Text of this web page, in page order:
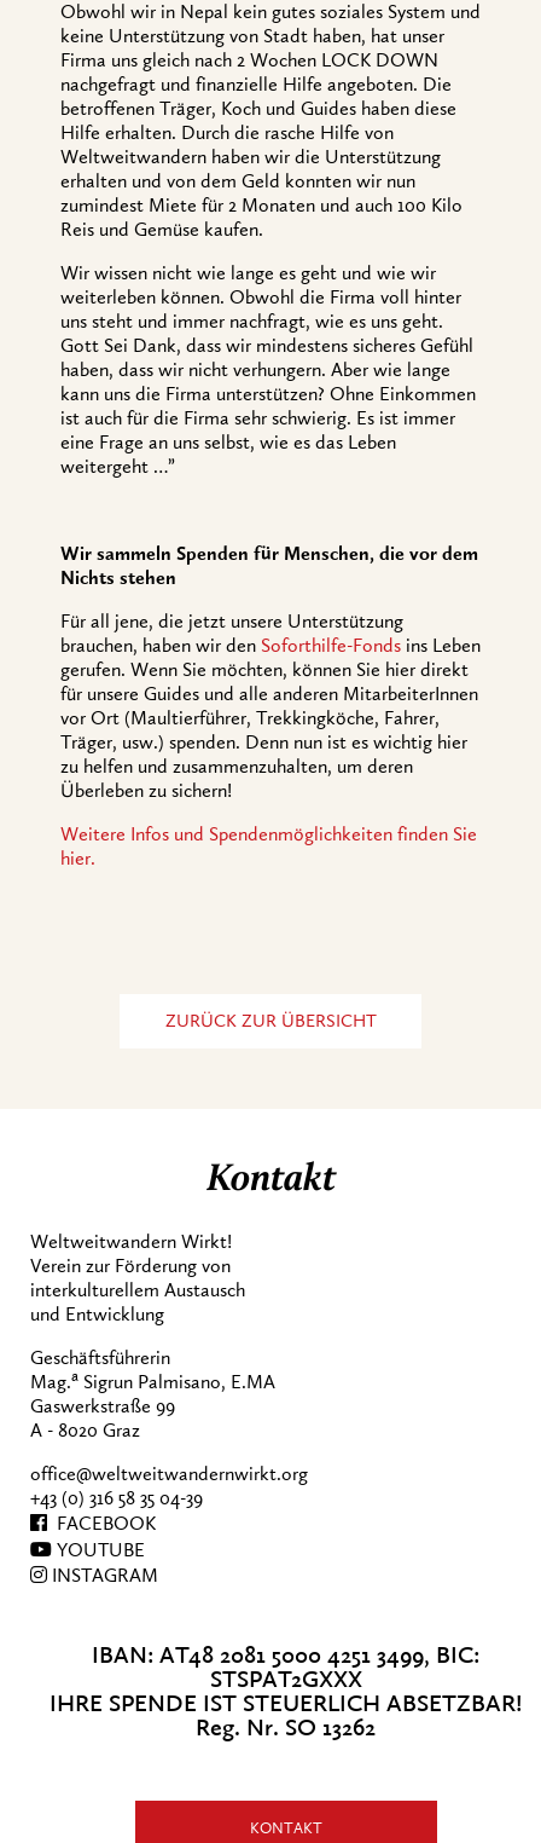
Obwohl wir in Nepal kein gutes soziales System und
keine Unterstützung von Stadt haben, hat unser
Firma uns gleich nach 2 Wochen LOCK DOWN
nachgefragt und finanzielle Hilfe angeboten. Die
betroffenen Träger, Koch und Guides haben diese
Hilfe erhalten. Durch die rasche Hilfe von
Weltweitwandern haben wir die Unterstützung
erhalten und von dem Geld konnten wir nun
zumindest Miete für 2 Monaten und auch 100 Kilo
Reis und Gemüse kaufen.
Wir wissen nicht wie lange es geht und wie wir
weiterleben können. Obwohl die Firma voll hinter
uns steht und immer nachfragt, wie es uns geht.
Gott Sei Dank, dass wir mindestens sicheres Gefühl
haben, dass wir nicht verhungern. Aber wie lange
kann uns die Firma unterstützen? Ohne Einkommen
ist auch für die Firma sehr schwierig. Es ist immer
eine Frage an uns selbst, wie es das Leben
weitergeht …”
Wir sammeln Spenden für Menschen, die vor dem
Nichts stehen
Für all jene, die jetzt unsere Unterstützung
brauchen, haben wir den Soforthilfe-Fonds ins Leben
gerufen. Wenn Sie möchten, können Sie hier direkt
für unsere Guides und alle anderen MitarbeiterInnen
vor Ort (Maultierführer, Trekkingköche, Fahrer,
Träger, usw.) spenden. Denn nun ist es wichtig hier
zu helfen und zusammenzuhalten, um deren
Überleben zu sichern!
Weitere Infos und Spendenmöglichkeiten finden Sie
hier.
ZURÜCK ZUR ÜBERSICHT
Kontakt
Weltweitwandern Wirkt!
Verein zur Förderung von
interkulturellem Austausch
und Entwicklung
Geschäftsführerin
Mag.a Sigrun Palmisano, E.MA
Gaswerkstraße 99
A - 8020 Graz
office@weltweitwandernwirkt.org
+43 (0) 316 58 35 04-39
FACEBOOK
YOUTUBE
INSTAGRAM
IBAN: AT48 2081 5000 4251 3499, BIC:
STSPAT2GXXX
IHRE SPENDE IST STEUERLICH ABSETZBAR!
Reg. Nr. SO 13262
KONTAKT